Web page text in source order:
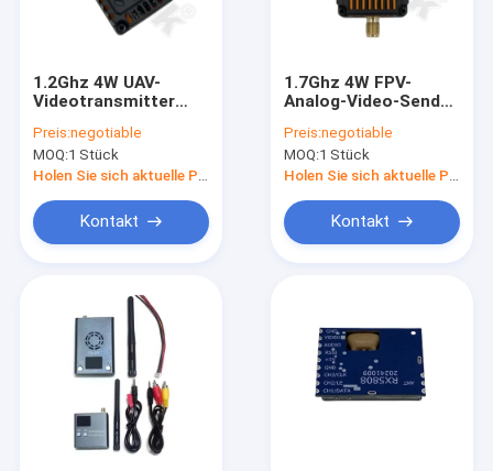
Über uns
Kontakt mit uns
Neuigkeiten
Drohne VTX
FPV-Videoübermittler
FPV Videoempfänger
1.2Ghz 4W UAV-
Videotransmitter
Kanäle VTX
drahtlose stabile
Übertragung
Preis:negotiable
MOQ:1 Stück
Holen Sie sich aktuelle Preis
Kontakt
1.7Ghz 4W FPV-
Analog-Video-Sender
Wireless-VTX für
UAV-Video-TX
Preis:negotiable
MOQ:1 Stück
Holen Sie sich aktuelle Preis
Kontakt